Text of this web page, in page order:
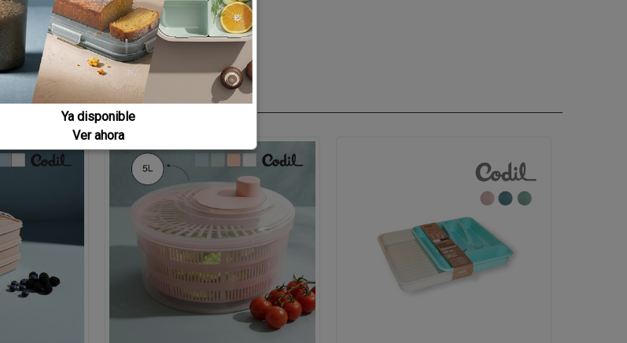
Ya disponible
Ver ahora